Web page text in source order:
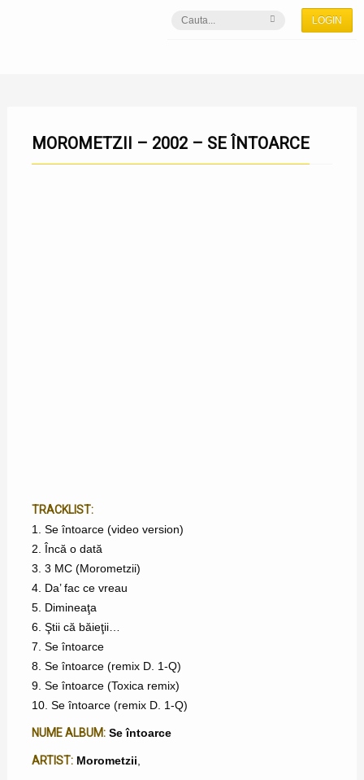
LOGIN
MOROMETZII – 2002 – SE ÎNTOARCE
TRACKLIST:
1. Se întoarce (video version)
2. Încă o dată
3. 3 MC (Morometzii)
4. Da’ fac ce vreau
5. Dimineaţa
6. Ştii că băieţii…
7. Se întoarce
8. Se întoarce (remix D. 1-Q)
9. Se întoarce (Toxica remix)
10. Se întoarce (remix D. 1-Q)
NUME ALBUM: Se întoarce
ARTIST: Morometzii